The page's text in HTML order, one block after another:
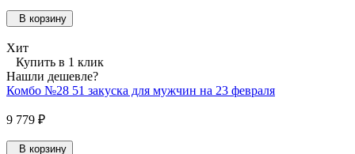
В корзину
Хит
Купить в 1 клик
Нашли дешевле?
Комбо №28 51 закуска для мужчин на 23 февраля
9 779 ₽
В корзину